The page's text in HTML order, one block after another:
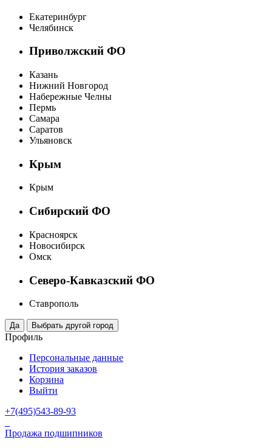
Екатеринбург
Челябинск
Приволжский ФО
Казань
Нижний Новгород
Набережные Челны
Пермь
Самара
Саратов
Ульяновск
Крым
Крым
Сибирский ФО
Красноярск
Новосибирск
Омск
Северо-Кавказский ФО
Ставрополь
Профиль
Персональные данные
История заказов
Корзина
Выйти
+7(495)543-89-93
Продажа подшипников